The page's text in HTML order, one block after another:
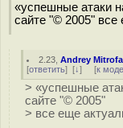
«успешные атаки
сайте "© 2005" все
2.23 ,Andrey
[ответить] [↓] [к
> «успешные
сайте "© 2005"
> все еще